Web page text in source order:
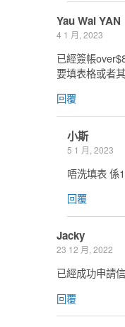
Yau Wai YAN
4 1 月, 2023
已經簽帳
要填表格或者
回覆
小斯
5 1 月, 2023
唔洗填表 係
回覆
Jacky
23 12 月, 2022
已經成功申請
回覆